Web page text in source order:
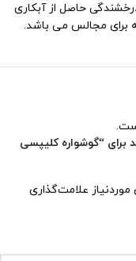
با جنس نقره و درخشندگی حاصل از آبکاری
برای مجالس می باشد.
برای “گوشواره کلیپسی
علامت‌گذاری